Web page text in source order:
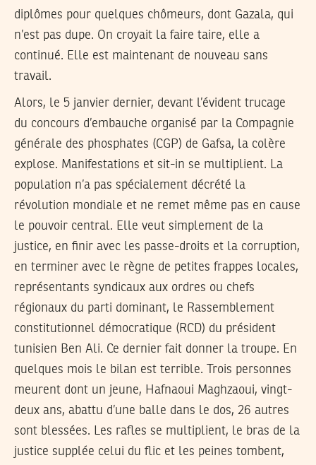
diplômes pour quelques chômeurs, dont Gazala, qui
n’est pas dupe. On croyait la faire taire, elle a
continué. Elle est maintenant de nouveau sans
travail.
Alors, le 5 janvier dernier, devant l’évident trucage
du concours d’embauche organisé par la Compagnie
générale des phosphates (CGP) de Gafsa, la colère
explose. Manifestations et sit-in se multiplient. La
population n’a pas spécialement décrété la
révolution mondiale et ne remet même pas en cause
le pouvoir central. Elle veut simplement de la
justice, en finir avec les passe-droits et la corruption,
en terminer avec le règne de petites frappes locales,
représentants syndicaux aux ordres ou chefs
régionaux du parti dominant, le Rassemblement
constitutionnel démocratique (RCD) du président
tunisien Ben Ali. Ce dernier fait donner la troupe. En
quelques mois le bilan est terrible. Trois personnes
meurent dont un jeune, Hafnaoui Maghzaoui, vingt-
deux ans, abattu d’une balle dans le dos, 26 autres
sont blessées. Les rafles se multiplient, le bras de la
justice supplée celui du flic et les peines tombent,